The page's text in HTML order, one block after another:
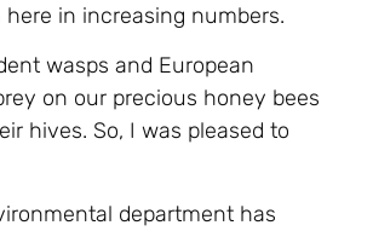
here in increasing numbers.
wasps and European
on our precious honey bees
hives. So, I was pleased to
department has